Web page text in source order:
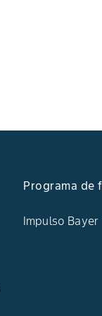
Programa de
Impulso Bayer